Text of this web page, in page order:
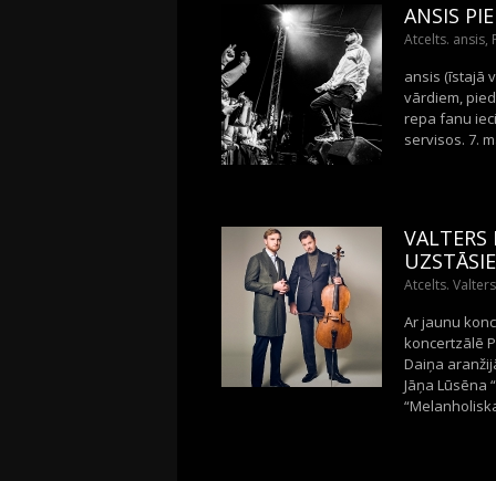
ANSIS
Atcelts. ansis,
ansis (īstajā
vārdiem,
repa fanu
servisos. 7.
VALTERS
Atcelts.
Ar jaunu
koncertzālē
Daiņa
Jāņa Lūsēna